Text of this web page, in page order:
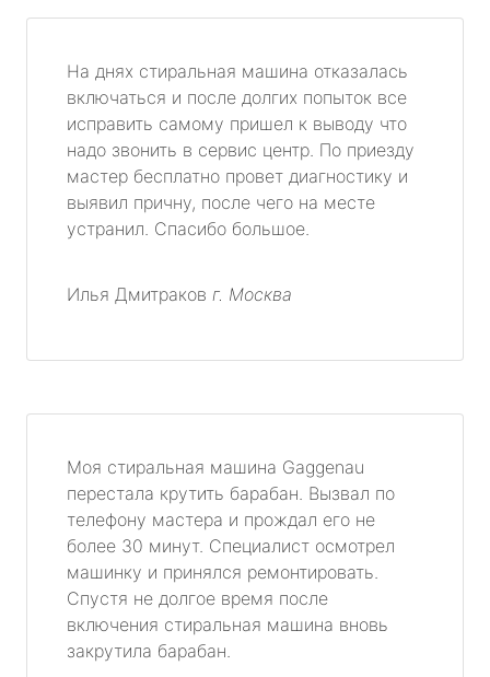
На днях стиральная машина отказалась
включаться и после долгих попыток все
исправить самому пришел к выводу что
надо звонить в сервис центр. По приезду
мастер бесплатно провет диагностику и
выявил причну, после чего на месте
устранил. Спасибо большое.
Илья Дмитраков г. Москва
Моя стиральная машина Gaggenau
перестала крутить барабан. Вызвал по
телефону мастера и прождал его не
более 30 минут. Специалист осмотрел
машинку и принялся ремонтировать.
Спустя не долгое время после
включения стиральная машина вновь
закрутила барабан.